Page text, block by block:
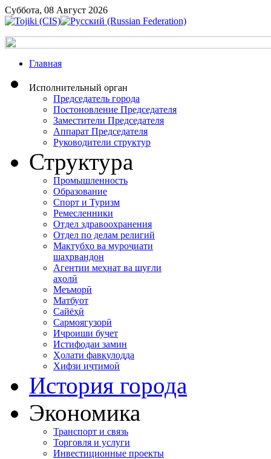
Суббота, 08 Август 2026
Главная
Исполнительный орган
Председатель города
Постоновление Председателя
Заместители Председателя
Аппарат Председателя
Руководители структур
Структура
Промышленность
Образование
Спорт и Туризм
Ремесленники
Отдел здравоохранения
Отдел по делам религий
Мактубҳо ва муроҷиати
шаҳрвандон
Агентии меҳнат ва шуғли
аҳолӣ
Меъморӣ
Матбуот
Сайёҳӣ
Сармоягузорӣ
Иҷроиши буҷет
Истифодаи замин
Ҳолати фавқулодда
Хифзи иҷтимоӣ
История города
Экономика
Транспорт и связь
Торговля и услуги
Инвестиционные проекты